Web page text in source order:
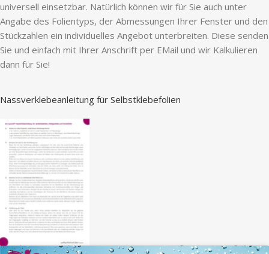
universell einsetzbar. Natürlich können wir für Sie auch unter
Angabe des Folientyps, der Abmessungen Ihrer Fenster und den
Stückzahlen ein individuelles Angebot unterbreiten. Diese senden
Sie und einfach mit Ihrer Anschrift per EMail und wir Kalkulieren
dann für Sie!
Nassverklebeanleitung für Selbstklebefolien